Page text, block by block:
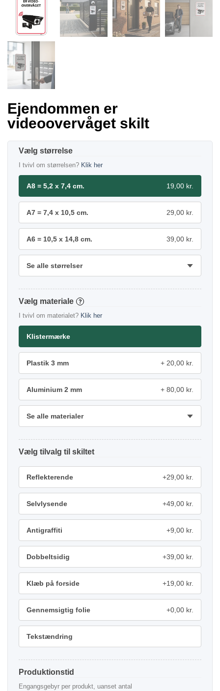
Ejendommen er
videoovervåget skilt
størrelse
I tvivl om størrelsen? Klik her
A8 = 5,2 x 7,4 cm. 19,00 kr.
A7 = 7,4 x 10,5 cm. 29,00 kr.
A6 = 10,5 x 14,8 cm. 39,00 kr.
Se alle størrelser
materiale ?
I tvivl om materialet? Klik her
Klistermærke
Plastik 3 mm 20,00 kr.
Aluminium 2 mm 80,00 kr.
Se alle materialer
tilvalg
Reflekterende +29,00 kr.
Selvlysende +49,00 kr.
Antigraffiti +9,00 kr.
Dobbeltsidig +39,00 kr.
Klæb på forside +19,00 kr.
Gennemsigtig folie +0,00 kr.
Tekstændring
Produktionstid
Engangsgebyr per produkt, uanset antal